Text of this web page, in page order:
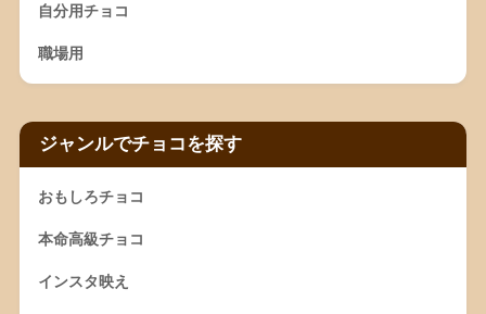
自分用チョコ
職場用
ジャンルでチョコを探す
おもしろチョコ
本命高級チョコ
インスタ映え